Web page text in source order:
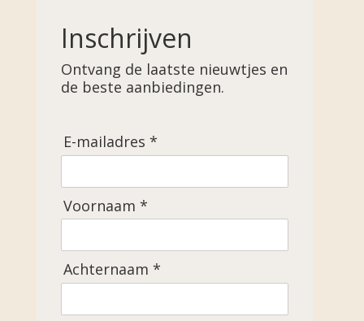
Inschrijven
Ontvang de laatste nieuwtjes en
de beste aanbiedingen.
E-mailadres *
Voornaam *
Achternaam *